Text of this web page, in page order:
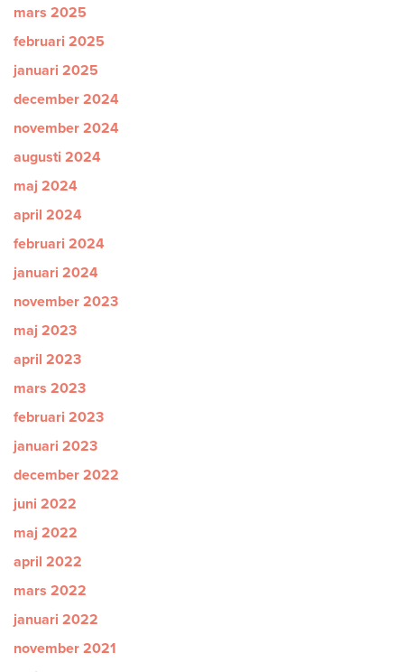
mars 2025
februari 2025
januari 2025
december 2024
november 2024
augusti 2024
maj 2024
april 2024
februari 2024
januari 2024
november 2023
maj 2023
april 2023
mars 2023
februari 2023
januari 2023
december 2022
juni 2022
maj 2022
april 2022
mars 2022
januari 2022
november 2021